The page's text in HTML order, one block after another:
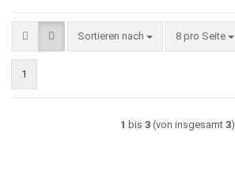
Sortieren nach
Sortieren nach 8 pro Seite
pro Seite
1
1 bis 3(von insgesamt 3)